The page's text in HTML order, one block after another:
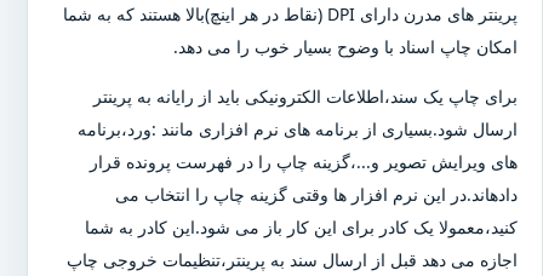
پرینتر های مدرن دارای DPI (نقاط در هر اینچ)بالا هستند که به شما
امکان چاپ اسناد با وضوح بسیار خوب را می دهد.
برای چاپ یک سند،اطلاعات الکترونیکی باید از رایانه به پرینتر
ارسال شود.بسیاری از برنامه های نرم افزاری مانند :ورد،برنامه
های ویرایش تصویر و...،گزینه چاپ را در فهرست پرونده قرار
دادهاند.در این نرم افزار ها وقتی گزینه چاپ را انتخاب می
کنید،معمولا یک کادر برای این کار باز می شود.این کادر به شما
اجازه می دهد قبل از ارسال سند به پرینتر،تنظیمات خروجی چاپ